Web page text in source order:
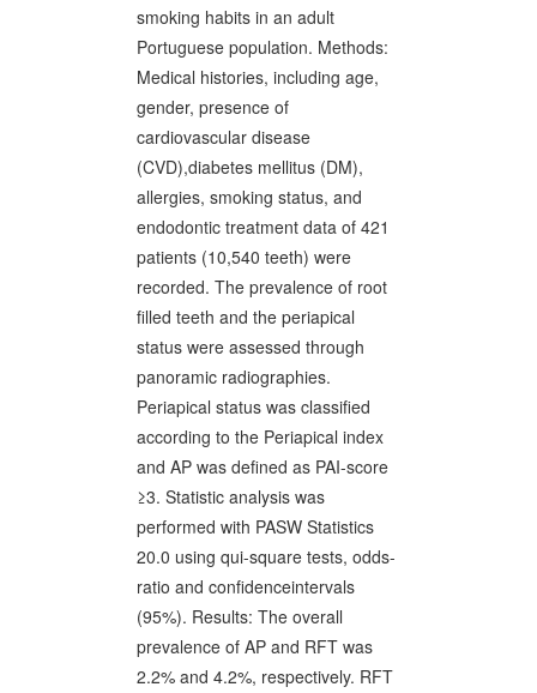
smoking habits in an adult
Portuguese population. Methods:
Medical histories, including age,
gender, presence of
cardiovascular disease
(CVD),diabetes mellitus (DM),
allergies, smoking status, and
endodontic treatment data of 421
patients (10,540 teeth) were
recorded. The prevalence of root
filled teeth and the periapical
status were assessed through
panoramic radiographies.
Periapical status was classified
according to the Periapical index
and AP was defined as PAI-score
≥3. Statistic analysis was
performed with PASW Statistics
20.0 using qui-square tests, odds-
ratio and confidenceintervals
(95%). Results: The overall
prevalence of AP and RFT was
2.2% and 4.2%, respectively. RFT